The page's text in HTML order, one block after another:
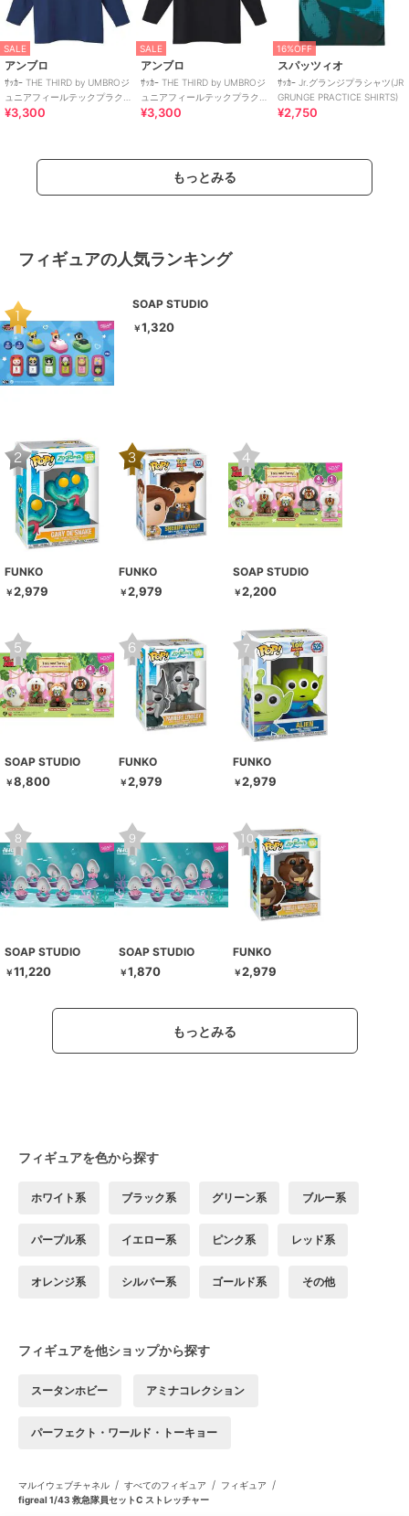
SALE
アンブロ
ｻｯｶｰ THE THIRD by UMBROジ
ュニアフィールテックプラク
ティスシャツ
¥3,300
SALE
アンブロ
ｻｯｶｰ THE THIRD by UMBROジ
ュニアフィールテックプラク
ティスシャツ
¥3,300
16%OFF
スパッツィオ
ｻｯｶｰ Jr.グランジプラシャツ(JR
GRUNGE PRACTICE SHIRTS)
¥2,750
もっとみる
フィギュアの人気ランキング
SOAP STUDIO
￥1,320
FUNKO
￥2,979
FUNKO
￥2,979
SOAP STUDIO
￥2,200
SOAP STUDIO
￥8,800
FUNKO
￥2,979
FUNKO
￥2,979
SOAP STUDIO
￥11,220
SOAP STUDIO
￥1,870
FUNKO
￥2,979
もっとみる
フィギュアを色から探す
ホワイト系 ブラック系 グリーン系 ブルー系
パープル系 イエロー系 ピンク系 レッド系
オレンジ系 シルバー系 ゴールド系 その他
フィギュアを他ショップから探す
スータンホビー アミナコレクション
パーフェクト・ワールド・トーキョー
マルイウェブチャネル / すべてのフィギュア / フィギュア /
figreal 1/43 救急隊員セットC ストレッチャー